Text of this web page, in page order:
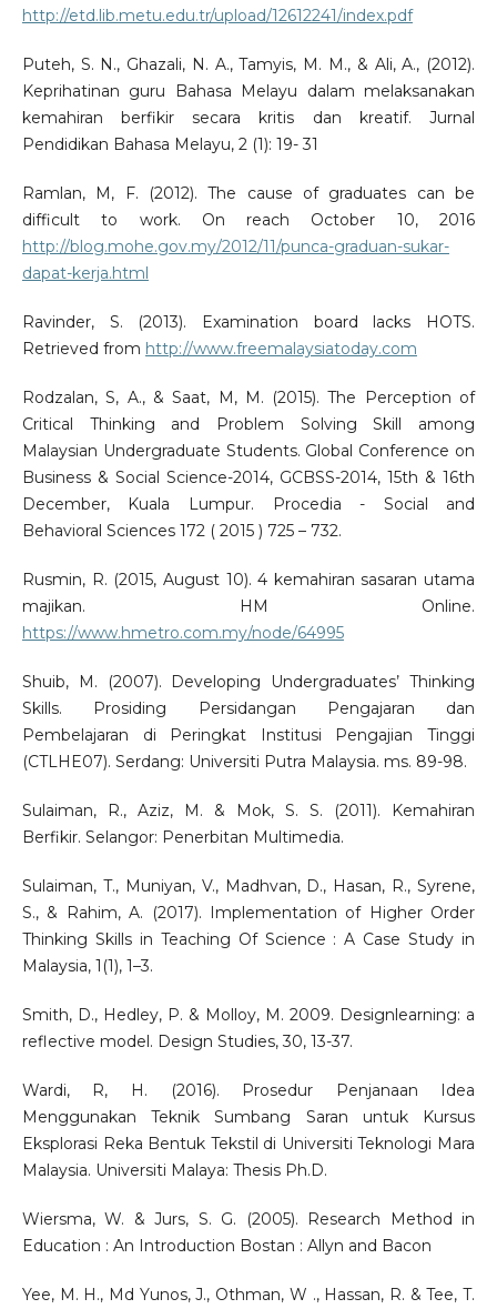
http://etd.lib.metu.edu.tr/upload/12612241/index.pdf
Puteh, S. N., Ghazali, N. A., Tamyis, M. M., & Ali, A., (2012).
Keprihatinan guru Bahasa Melayu dalam melaksanakan
kemahiran berfikir secara kritis dan kreatif. Jurnal
Pendidikan Bahasa Melayu, 2 (1): 19- 31
Ramlan, M, F. (2012). The cause of graduates can be
difficult to work. On reach October 10, 2016
http://blog.mohe.gov.my/2012/11/punca-graduan-sukar-
dapat-kerja.html
Ravinder, S. (2013). Examination board lacks HOTS.
Retrieved from http://www.freemalaysiatoday.com
Rodzalan, S, A., & Saat, M, M. (2015). The Perception of
Critical Thinking and Problem Solving Skill among
Malaysian Undergraduate Students. Global Conference on
Business & Social Science-2014, GCBSS-2014, 15th & 16th
December, Kuala Lumpur. Procedia - Social and
Behavioral Sciences 172 ( 2015 ) 725 – 732.
Rusmin, R. (2015, August 10). 4 kemahiran sasaran utama
majikan. HM Online.
https://www.hmetro.com.my/node/64995
Shuib, M. (2007). Developing Undergraduates’ Thinking
Skills. Prosiding Persidangan Pengajaran dan
Pembelajaran di Peringkat Institusi Pengajian Tinggi
(CTLHE07). Serdang: Universiti Putra Malaysia. ms. 89-98.
Sulaiman, R., Aziz, M. & Mok, S. S. (2011). Kemahiran
Berfikir. Selangor: Penerbitan Multimedia.
Sulaiman, T., Muniyan, V., Madhvan, D., Hasan, R., Syrene,
S., & Rahim, A. (2017). Implementation of Higher Order
Thinking Skills in Teaching Of Science : A Case Study in
Malaysia, 1(1), 1–3.
Smith, D., Hedley, P. & Molloy, M. 2009. Designlearning: a
reflective model. Design Studies, 30, 13-37.
Wardi, R, H. (2016). Prosedur Penjanaan Idea
Menggunakan Teknik Sumbang Saran untuk Kursus
Eksplorasi Reka Bentuk Tekstil di Universiti Teknologi Mara
Malaysia. Universiti Malaya: Thesis Ph.D.
Wiersma, W. & Jurs, S. G. (2005). Research Method in
Education : An Introduction Bostan : Allyn and Bacon
Yee, M. H., Md Yunos, J., Othman, W ., Hassan, R. & Tee, T.